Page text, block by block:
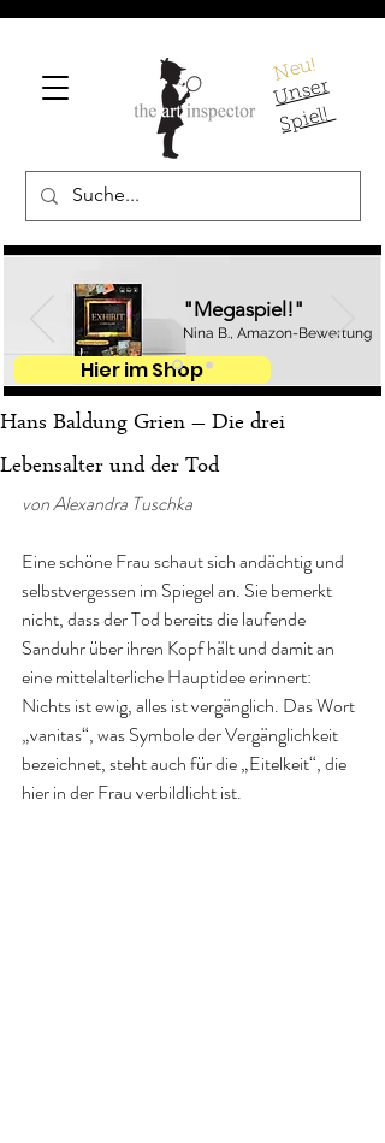
Neu!
U
ns
er
S
pi
el!
"Megaspiel!"
Nina B., Amazon-Bewertung
Hier im Shop
Hans Baldung Grien – Die drei
Lebensalter und der Tod
von Alexandra Tuschka
Eine schöne Frau schaut sich andächtig und
selbstvergessen im Spiegel an. Sie bemerkt
nicht, dass der Tod bereits die laufende
Sanduhr über ihren Kopf hält und damit an
eine mittelalterliche Hauptidee erinnert:
Nichts ist ewig, alles ist vergänglich. Das Wort
„vanitas“, was Symbole der Vergänglichkeit
bezeichnet, steht auch für die „Eitelkeit“, die
hier in der Frau verbildlicht ist.